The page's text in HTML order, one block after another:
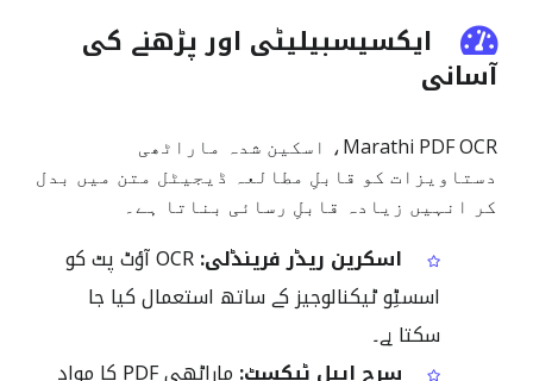
ایکسیسبیلیٹی اور پڑھنے کی
آسانی
Marathi PDF OCR، اسکین شدہ ماراٹھی
دستاویزات کو قابلِ مطالعہ ڈیجیٹل متن میں بدل
کر انہیں زیادہ قابلِ رسائی بناتا ہے۔
اسکرین ریڈر فرینڈلی:
OCR آؤٹ پٹ کو
اسسٹِو ٹیکنالوجیز کے ساتھ استعمال کیا جا
سکتا ہے۔
سرچ ایبل ٹیکسٹ:
ماراٹھی PDF کا مواد